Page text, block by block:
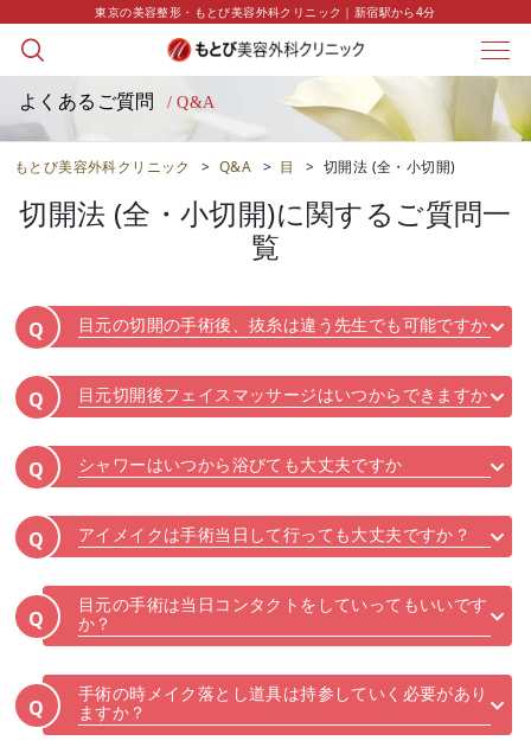
東京の美容整形・もとび美容外科クリニック｜新宿駅から4分
よくあるご質問 / Q&A
もとび美容外科クリニック > Q&A > 目 > 切開法 (全・小切開)
切開法 (全・小切開)に関するご質問一
覧
Q 目元の切開の手術後、抜糸は違う先生でも可能ですか
Q 目元切開後フェイスマッサージはいつからできますか
Q シャワーはいつから浴びても大丈夫ですか
Q アイメイクは手術当日して行っても大丈夫ですか？
Q
目元の手術は当日コンタクトをしていってもいいです
か？
Q
手術の時メイク落とし道具は持参していく必要があり
ますか？